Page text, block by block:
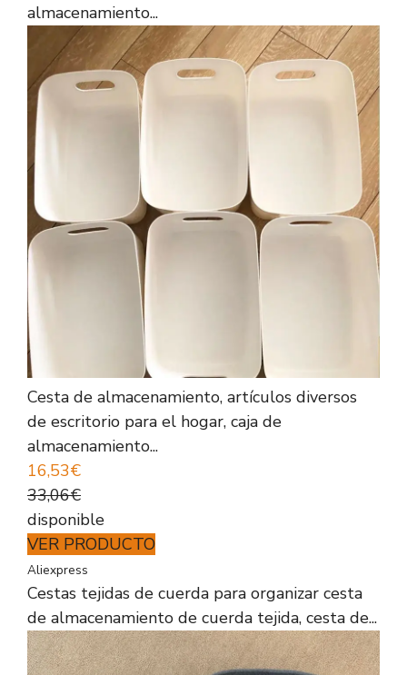
almacenamiento...
Cesta de almacenamiento, artículos diversos
de escritorio para el hogar, caja de
almacenamiento...
16,53€
33,06€
disponible
VER PRODUCTO
Aliexpress
Cestas tejidas de cuerda para organizar cesta
de almacenamiento de cuerda tejida, cesta de...